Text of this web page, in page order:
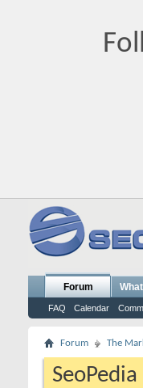
Forum
FAQ Calendar
Forum The